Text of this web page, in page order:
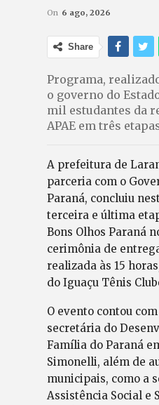
On 6 ago, 2026
Share
Programa,
o governo do
mil estudantes da
APAE em três
A prefeitura de
parceria com o
Paraná, concluiu
terceira e última
Bons Olhos Paraná
cerimônia de
realizada às 15
do Iguaçu Tênis
O evento contou
secretária do
Família do Paraná
Simonelli, além de
municipais, como a
Assistência Social e